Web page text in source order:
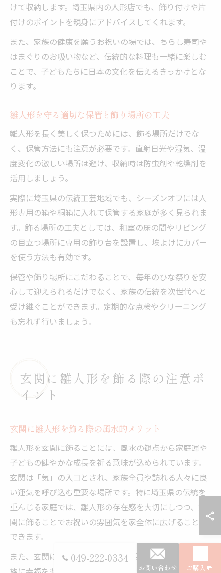
けて収納します。埼玉県内の人形店でも、飾り付けや片
付けのポイントを親身にアドバイスしてくれます。
また、家族の健康を願うお祝いの場では、ちらし寿司や
はまぐりのお吸い物など、伝統的な料理も一緒に楽しむ
ことで、子どもたちに日本の文化を伝えるきっかけとな
ります。
雛人形を守る適切な保管と飾り場所の工夫
雛人形を長く美しく保つためには、飾る場所だけでな
く、保管方法にも注意が必要です。直射日光や湿気、温
度変化の激しい場所は避け、収納時は防虫剤や乾燥剤を
活用しましょう。
実際に埼玉県の伝統工芸地域でも、シーズンオフには人
形専用の箱や桐箱に入れて保管する家庭が多く見られま
す。飾る場所の工夫としては、和室の床の間やリビング
の目立つ場所に専用の飾り台を設置し、埃よけにカバー
を使う方法も有効です。
保管や飾り場所にこだわることで、毎年のひな祭りを安
心して迎えられるだけでなく、家族の伝統を次世代へと
受け継ぐことができます。定期的な点検やクリーニング
も忘れず行いましょう。
玄関に雛人形を飾る際の注意ポ
イント
玄関に雛人形を飾る際の風水的メリット
雛人形を玄関に飾ることには、風水の観点から家庭運や
子どもの健やかな成長を祈る意味が込められています。
玄関は「気」の入口とされ、家族全員や訪れる人々に良
い運気を呼び込む重要な場所です。特に埼玉県の伝統を
重んじる家庭では、雛人形の存在感を大切にしつつ、玄
関に飾ることでお祝いの雰囲気を家全体に広げることが
できます。
また、玄関に飾ることで、外からの悪い気を浄化し、家
049-222-0334
お問い合わせ ご購入